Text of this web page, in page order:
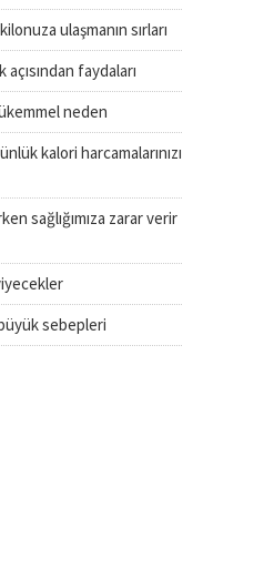
ulaşmanın sırları
açısından faydaları
neden
kalori harcamalarınızı
sağlığımıza zarar verir
sebepleri